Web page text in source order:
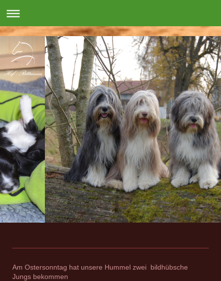
Am Ostersonntag hat unsere Hummel zwei bildhübsche
Jungs bekommen